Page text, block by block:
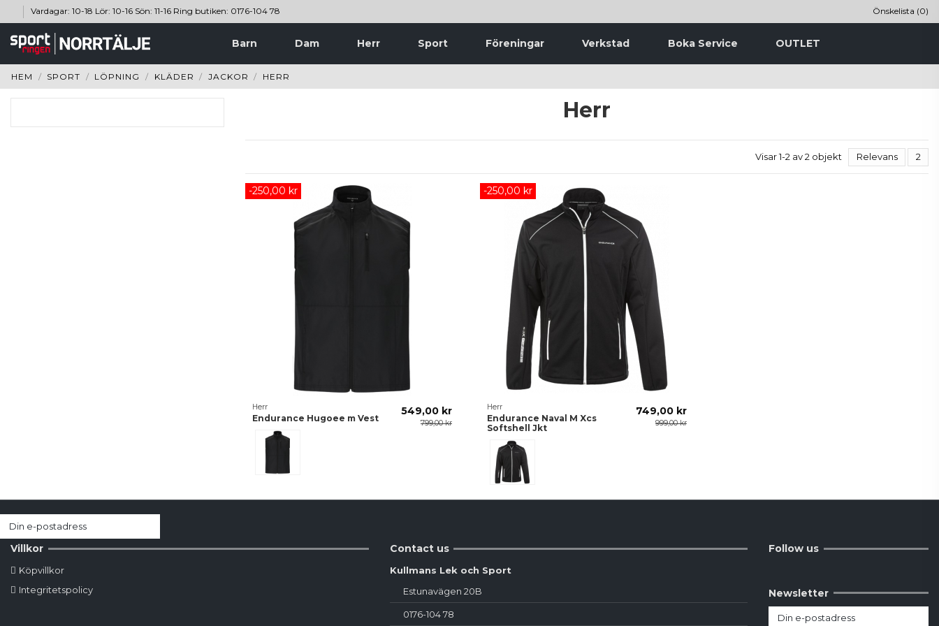
Vardagar: 10-18 Lör: 10-16 Sön: 11-16 Ring butiken: 0176-104 78 Önskelista (0)
Barn Dam Herr Sport Föreningar Verkstad Boka Service OUTLET
HEM SPORT LÖPNING KLÄDER JACKOR HERR
Herr
Visar 1-2 av 2 objekt Relevans 2
-250,00 kr
Herr
Endurance Hugoee m Vest
Svart
549,00 kr
799,00 kr
-250,00 kr
Herr
Endurance Naval M Xcs
Softshell Jkt
Svart
749,00 kr
999,00 kr
Villkor
Köpvillkor
Integritetspolicy
Contact us
Kullmans Lek och Sport
Estunavägen 20B
0176-104 78
Follow us
Newsletter